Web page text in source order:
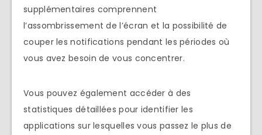
supplémentaires comprennent
l’assombrissement de l’écran et la possibilité de
couper les notifications pendant les périodes où
vous avez besoin de vous concentrer.
Vous pouvez également accéder à des
statistiques détaillées pour identifier les
applications sur lesquelles vous passez le plus de